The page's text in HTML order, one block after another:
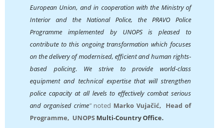
European Union, and in cooperation with the Ministry of
Interior and the National Police, the PRAVO Police
Programme implemented by UNOPS is pleased to
contribute to this ongoing transformation which focuses
on the delivery of modernised, efficient and human rights-
based policing. We strive to provide world-class
equipment and technical expertise that will strengthen
police capacity at all levels to effectively combat serious
and organised crime" noted Marko Vujačić,
Head of
Programme, UNOPS Multi-Country Office.